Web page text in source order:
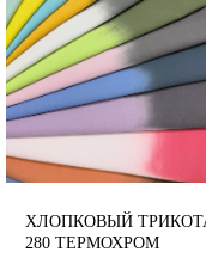
ХЛОПКОВЫЙ
280 ТЕРМОХРОМ